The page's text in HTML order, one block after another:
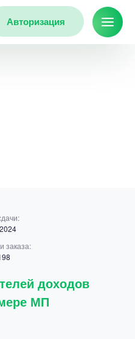
Авторизация
заказа:
доходов
МП